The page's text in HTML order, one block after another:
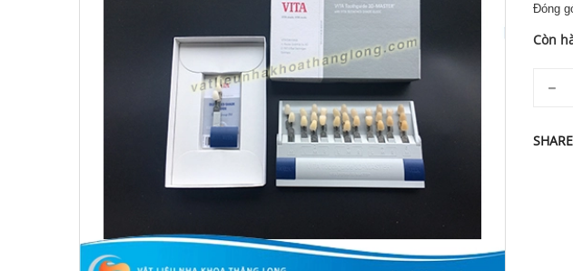
Đóng
Còn
SHARE